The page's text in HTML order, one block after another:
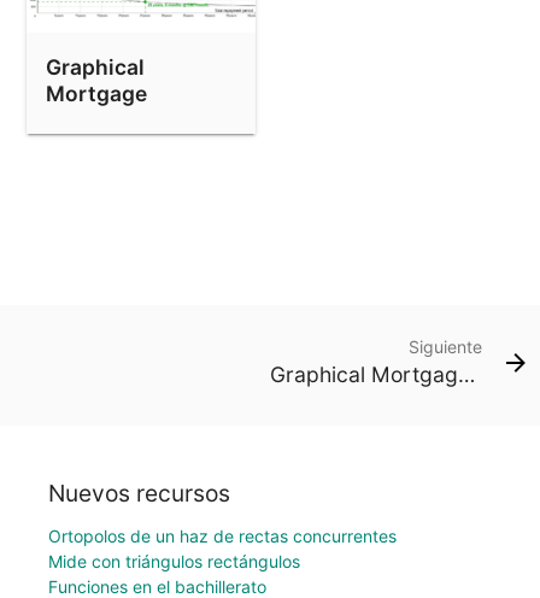
Graphical
Mortgage
Siguiente
Graphical Mortgage Repayment Calculator
Nuevos recursos
Ortopolos de un haz de rectas concurrentes
Mide con triángulos rectángulos
Funciones en el bachillerato